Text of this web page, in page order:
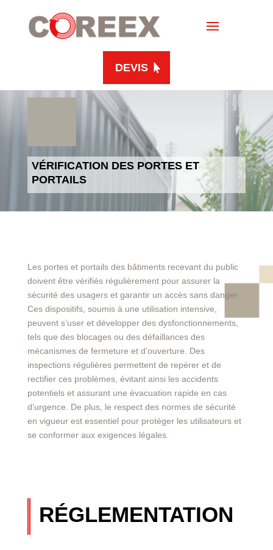
DEVIS
VÉRIFICATION DES PORTES ET
PORTAILS
Les portes et portails des bâtiments recevant du public
doivent être vérifiés régulièrement pour assurer la
sécurité des usagers et garantir un accès sans danger.
Ces dispositifs, soumis à une utilisation intensive,
peuvent s’user et développer des dysfonctionnements,
tels que des blocages ou des défaillances des
mécanismes de fermeture et d’ouverture. Des
inspections régulières permettent de repérer et de
rectifier ces problèmes, évitant ainsi les accidents
potentiels et assurant une évacuation rapide en cas
d’urgence. De plus, le respect des normes de sécurité
en vigueur est essentiel pour protéger les utilisateurs et
se conformer aux exigences légales.
RÉGLEMENTATION